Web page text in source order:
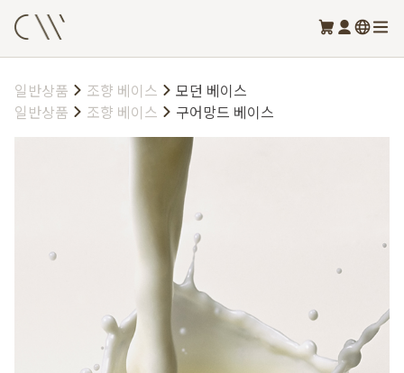
일반상품 조향 베이스
모던 베이스
일반상품
조향 베이스 구어망드 베이스